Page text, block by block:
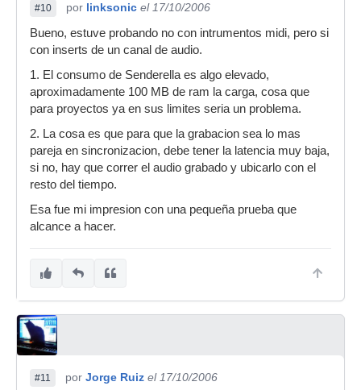
#10 por linksonic el 17/10/2006
Bueno, estuve probando no con intrumentos midi, pero si
con inserts de un canal de audio.
1. El consumo de Senderella es algo elevado,
aproximadamente 100 MB de ram la carga, cosa que
para proyectos ya en sus limites seria un problema.
2. La cosa es que para que la grabacion sea lo mas
pareja en sincronizacion, debe tener la latencia muy baja,
si no, hay que correr el audio grabado y ubicarlo con el
resto del tiempo.
Esa fue mi impresion con una pequeña prueba que
alcance a hacer.
#11 por Jorge Ruiz el 17/10/2006